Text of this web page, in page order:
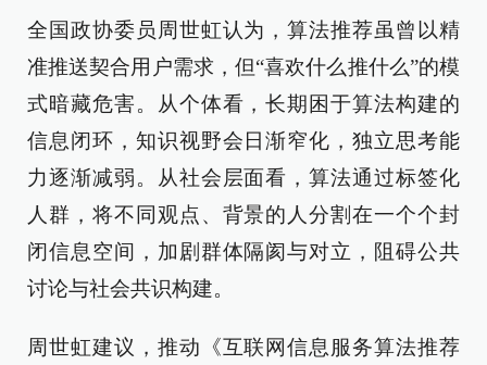
全国政协委员周世虹认为，算法推荐虽曾以精
准推送契合用户需求，但“喜欢什么推什么”的模
式暗藏危害。从个体看，长期困于算法构建的
信息闭环，知识视野会日渐窄化，独立思考能
力逐渐减弱。从社会层面看，算法通过标签化
人群，将不同观点、背景的人分割在一个个封
闭信息空间，加剧群体隔阂与对立，阻碍公共
讨论与社会共识构建。
周世虹建议，推动《互联网信息服务算法推荐